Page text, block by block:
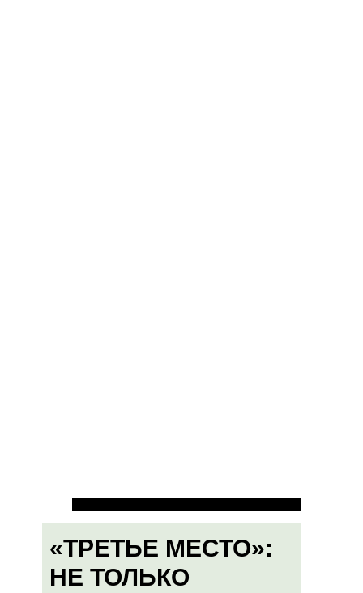
«ТРЕТЬЕ МЕСТО»:
НЕ ТОЛЬКО